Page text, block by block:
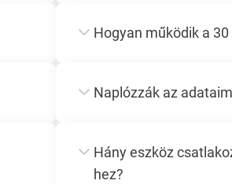
Hogyan működik a
Naplózzák az
Hány eszköz
hez?